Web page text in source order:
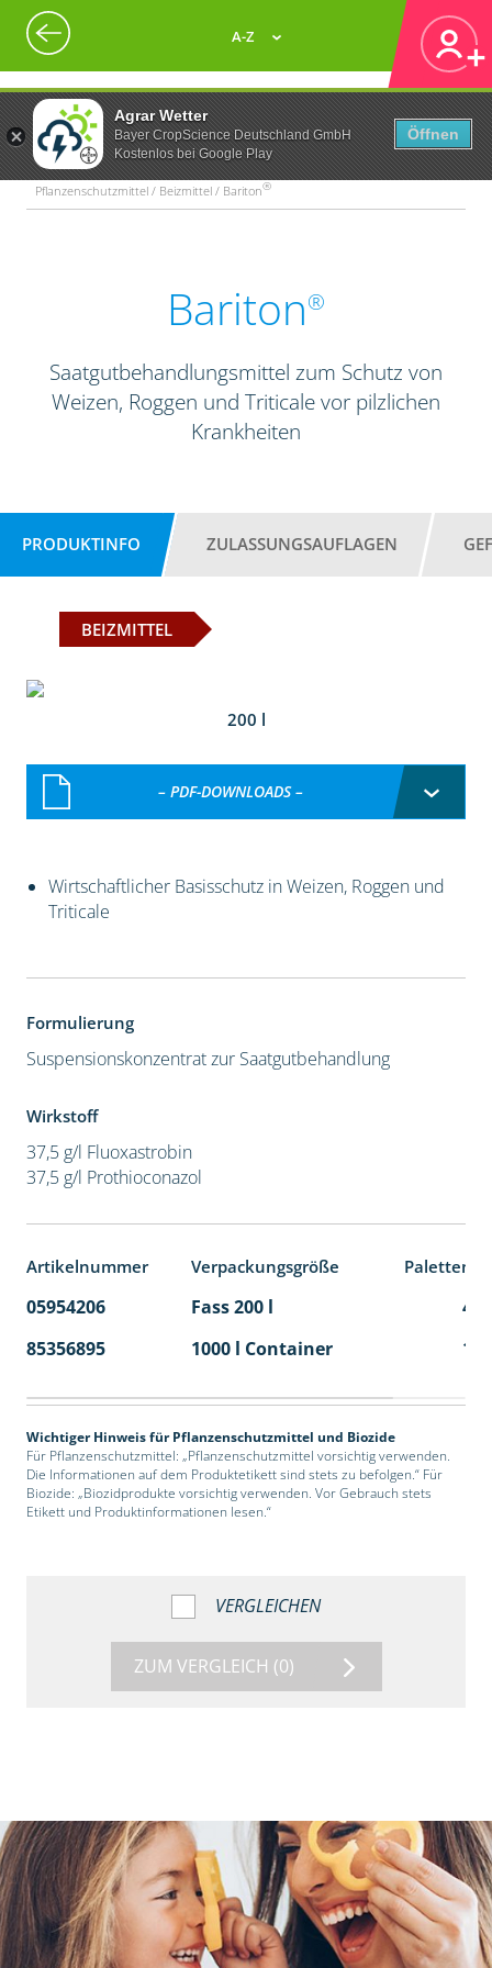
Agrar Wetter
Bayer CropScience Deutschland GmbH
Kostenlos bei Google Play
Öffnen
A-Z
Pflanzenschutzmittel / Beizmittel / Bariton®
Bariton®
Saatgutbehandlungsmittel zum Schutz von
Weizen, Roggen und Triticale vor pilzlichen
Krankheiten
PRODUKTINFO ZULASSUNGSAUFLAGEN
BEIZMITTEL
200 l
– PDF-DOWNLOADS –
Wirtschaftlicher Basisschutz in Weizen, Roggen und
Triticale
Formulierung
Suspensionskonzentrat zur Saatgutbehandlung
Wirkstoff
37,5 g/l Fluoxastrobin
37,5 g/l Prothioconazol
Artikelnummer Verpackungsgröße
05954206 Fass 200 l
4
85356895
1000 l Container 1
Wichtiger Hinweis für Pflanzenschutzmittel und Biozide
Für Pflanzenschutzmittel: „Pflanzenschutzmittel vorsichtig verwenden.
Die Informationen auf dem Produktetikett sind stets zu befolgen.“ Für
Biozide: „Biozidprodukte vorsichtig verwenden. Vor Gebrauch stets
Etikett und Produktinformationen lesen.“
VERGLEICHEN
ZUM VERGLEICH (0)